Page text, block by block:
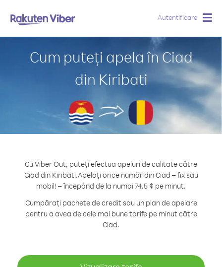
Autentificare
Cum puteți apela în Ciad
din Kiribati
Cu Viber Out, puteți efectua apeluri de calitate către
Ciad din Kiribati.Apelați orice număr din Ciad – fix sau
mobil! – începând de la numai 74.5 ¢ pe minut.
Cumpărați pachete de credit sau un plan de apelare
pentru a avea de cele mai bune tarife pe minut către
Ciad.